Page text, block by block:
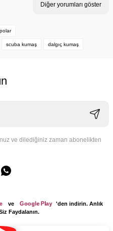
Diğer yorumları göster
scuba kumaş dalgıç kumaş
ve dilediğiniz zaman abonelikten
ve Google Play 'den indirin. Anlık
Faydalanın.